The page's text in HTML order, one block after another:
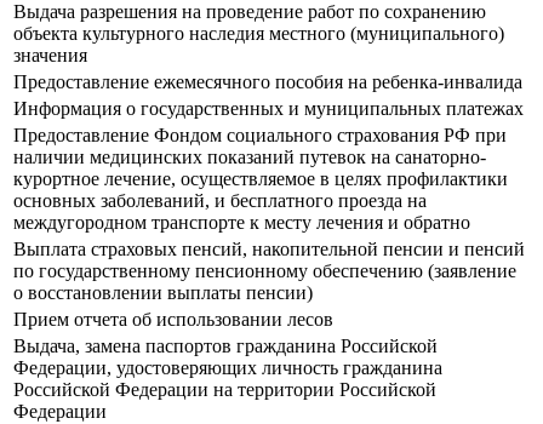
Выдача разрешения на проведение работ по сохранению
объекта культурного наследия местного (муниципального)
значения
Предоставление ежемесячного пособия на ребенка-инвалида
Информация о государственных и муниципальных платежах
Предоставление Фондом социального страхования РФ при
наличии медицинских показаний путевок на санаторно-
курортное лечение, осуществляемое в целях профилактики
основных заболеваний, и бесплатного проезда на
междугородном транспорте к месту лечения и обратно
Выплата страховых пенсий, накопительной пенсии и пенсий
по государственному пенсионному обеспечению (заявление
о восстановлении выплаты пенсии)
Прием отчета об использовании лесов
Выдача, замена паспортов гражданина Российской
Федерации, удостоверяющих личность гражданина
Российской Федерации на территории Российской
Федерации